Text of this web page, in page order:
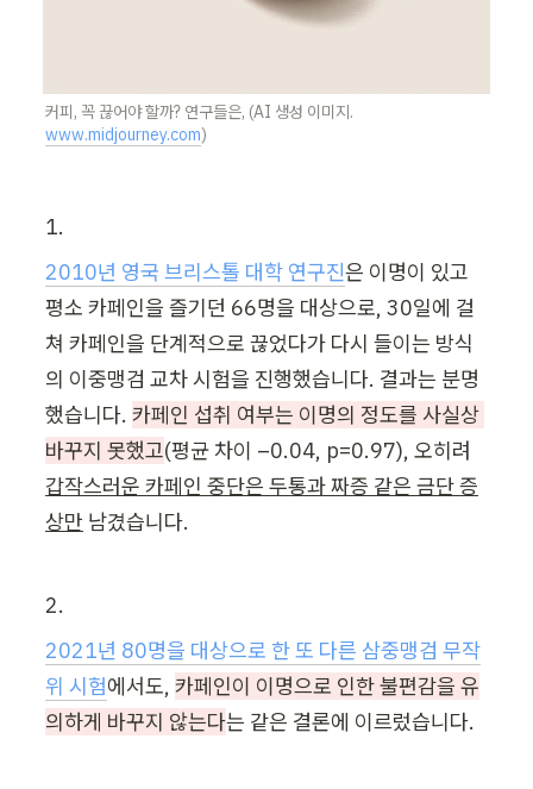
www.midjourney.com)
1.
2010년 영국 브리스톨 대학 연구진은 이명이 있고
평소 카페인을 즐기던 66명을 대상으로, 30일에 걸
쳐 카페인을 단계적으로 끊었다가 다시 들이는 방식
의 이중맹검 교차 시험을 진행했습니다. 결과는 분명
했습니다. 카페인 섭취 여부는 이명의 정도를 사실상
바꾸지 못했고
갑작스러운 카페인 중단은 두통과 짜증 같은 금단 증
상만 남겼습니다.
2.
2021년 80명을 대상으로 한 또 다른 삼중맹검 무작
위 시험에서도, 카페인이 이명으로 인한 불편감을 유
의하게 바꾸지 않는다는 같은 결론에 이르렀습니다.